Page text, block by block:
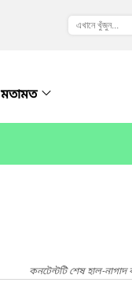
মতামত
কনটেন্টটি শেষ হাল-